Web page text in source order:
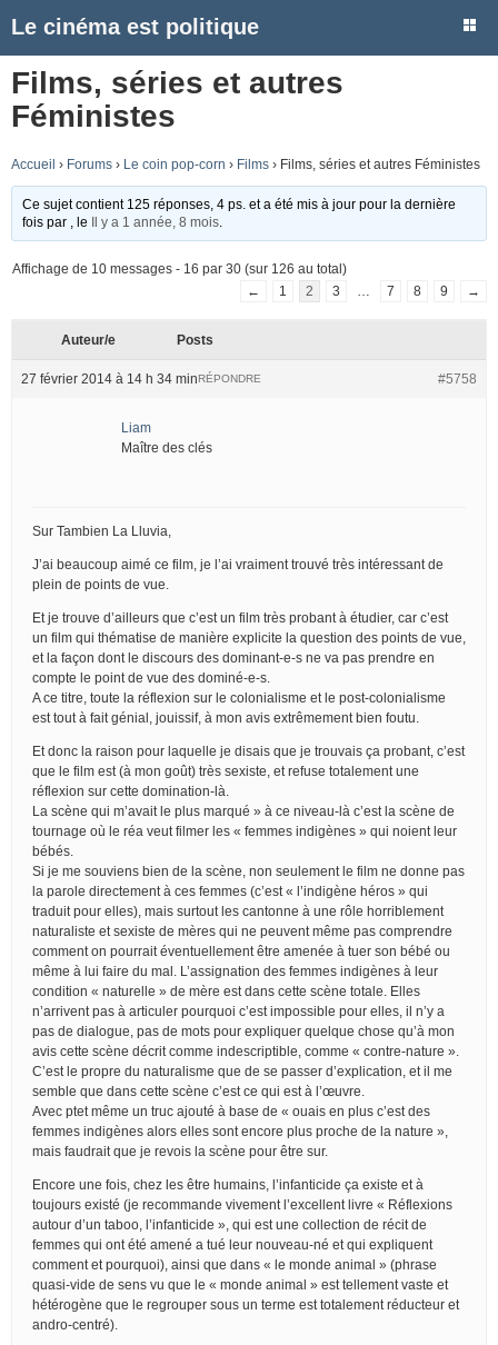
Le cinéma est politique
Films, séries et autres
Féministes
Accueil › Forums › Le coin pop-corn › Films › Films, séries et autres Féministes
Ce sujet contient 125 réponses, 4 ps. et a été mis à jour pour la dernière
fois par
, le Il y a 1 année, 8 mois
Affichage de 10 messages - 16 par 30 (sur 126 au total)
←
1 2 3 7 8 9 →
Auteur/e Posts
27 février 2014 à 14 h 34 min #5758
RÉPONDRE
Liam
Maître des clés
Sur Tambien La Lluvia,
J’ai beaucoup aimé ce film, je l’ai vraiment trouvé très intéressant de
plein de points de vue.
Et je trouve d’ailleurs que c’est un film très probant à étudier, car c’est
un film qui thématise de manière explicite la question des points de vue,
et la façon dont le discours des dominant-e-s ne va pas prendre en
compte le point de vue des dominé-e-s.
A ce titre, toute la réflexion sur le colonialisme et le post-colonialisme
est tout à fait génial, jouissif, à mon avis extrêmement bien foutu.
Et donc la raison pour laquelle je disais que je trouvais ça probant, c’est
que le film est (à mon goût) très sexiste, et refuse totalement une
réflexion sur cette domination-là.
La scène qui m’avait le plus marqué » à ce niveau-là c’est la scène de
tournage où le réa veut filmer les « femmes indigènes » qui noient leur
bébés.
Si je me souviens bien de la scène, non seulement le film ne donne pas
la parole directement à ces femmes (c’est « l’indigène héros » qui
traduit pour elles), mais surtout les cantonne à une rôle horriblement
naturaliste et sexiste de mères qui ne peuvent même pas comprendre
comment on pourrait éventuellement être amenée à tuer son bébé ou
même à lui faire du mal. L’assignation des femmes indigènes à leur
condition « naturelle » de mère est dans cette scène totale. Elles
n’arrivent pas à articuler pourquoi c’est impossible pour elles, il n’y a
pas de dialogue, pas de mots pour expliquer quelque chose qu’à mon
avis cette scène décrit comme indescriptible, comme « contre-nature ».
C’est le propre du naturalisme que de se passer d’explication, et il me
semble que dans cette scène c’est ce qui est à l’œuvre.
Avec ptet même un truc ajouté à base de « ouais en plus c’est des
femmes indigènes alors elles sont encore plus proche de la nature »,
mais faudrait que je revois la scène pour être sur.
Encore une fois, chez les être humains, l’infanticide ça existe et à
toujours existé (je recommande vivement l’excellent livre « Réflexions
autour d’un taboo, l’infanticide », qui est une collection de récit de
femmes qui ont été amené a tué leur nouveau-né et qui expliquent
comment et pourquoi), ainsi que dans « le monde animal » (phrase
quasi-vide de sens vu que le « monde animal » est tellement vaste et
hétérogène que le regrouper sous un terme est totalement réducteur et
andro-centré).